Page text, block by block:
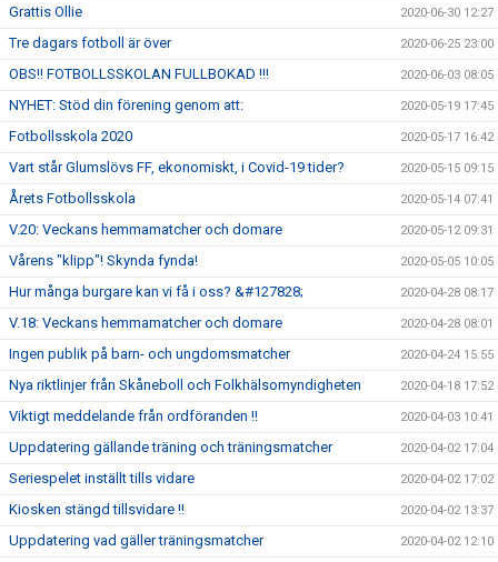
Grattis Ollie 2020-06-30 12:27
Tre dagars fotboll är över 2020-06-25 23:00
OBS!! FOTBOLLSSKOLAN FULLBOKAD !!! 2020-06-03 08:05
NYHET: Stöd din förening genom att: 2020-05-19 17:45
Fotbollsskola 2020 2020-05-17 16:42
Vart står Glumslövs FF, ekonomiskt, i Covid-19 tider? 2020-05-15 09:15
Årets Fotbollsskola 2020-05-14 07:41
V.20: Veckans hemmamatcher och domare 2020-05-12 09:31
Vårens "klipp"! Skynda fynda! 2020-05-05 10:05
Hur många burgare kan vi få i oss? &#127828; 2020-04-28 08:17
V.18: Veckans hemmamatcher och domare 2020-04-28 08:01
Ingen publik på barn- och ungdomsmatcher 2020-04-24 15:55
Nya riktlinjer från Skåneboll och Folkhälsomyndigheten 2020-04-18 17:52
Viktigt meddelande från ordföranden !! 2020-04-03 10:41
Uppdatering gällande träning och träningsmatcher 2020-04-02 17:04
Seriespelet inställt tills vidare 2020-04-02 17:02
Kiosken stängd tillsvidare !! 2020-04-02 13:37
Uppdatering vad gäller träningsmatcher 2020-04-02 12:10